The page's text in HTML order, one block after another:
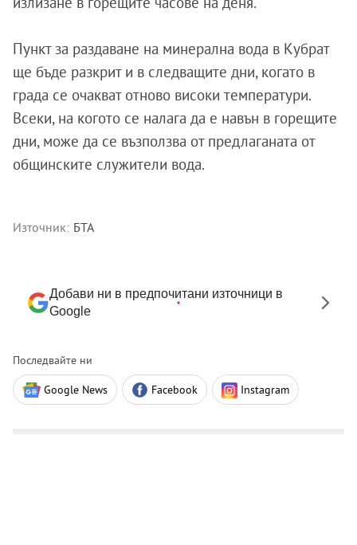
Пункт за раздаване на минерална вода в Кубрат
ще бъде разкрит и в следващите дни, когато в
града се очакват отново високи температури.
Всеки, на когото се налага да е навън в горещите
дни, може да се възползва от предлаганата от
общинските служители вода.
Източник: БТА
Добави ни в предпочитани източници в
Google
Последвайте ни
Google News Facebook Instagram